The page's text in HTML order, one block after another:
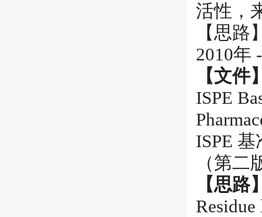
活性，
【思路
2010年
【文件
ISPE
ISPE
（第二
【思路